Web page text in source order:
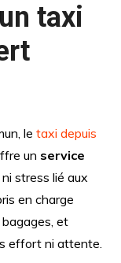
taxi
letaxi depuis
un service
stress lié aux
en charge
et
effort ni attente.